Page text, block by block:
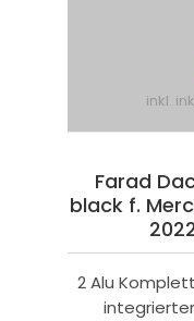
inkl.
Farad
black f.
2 Alu